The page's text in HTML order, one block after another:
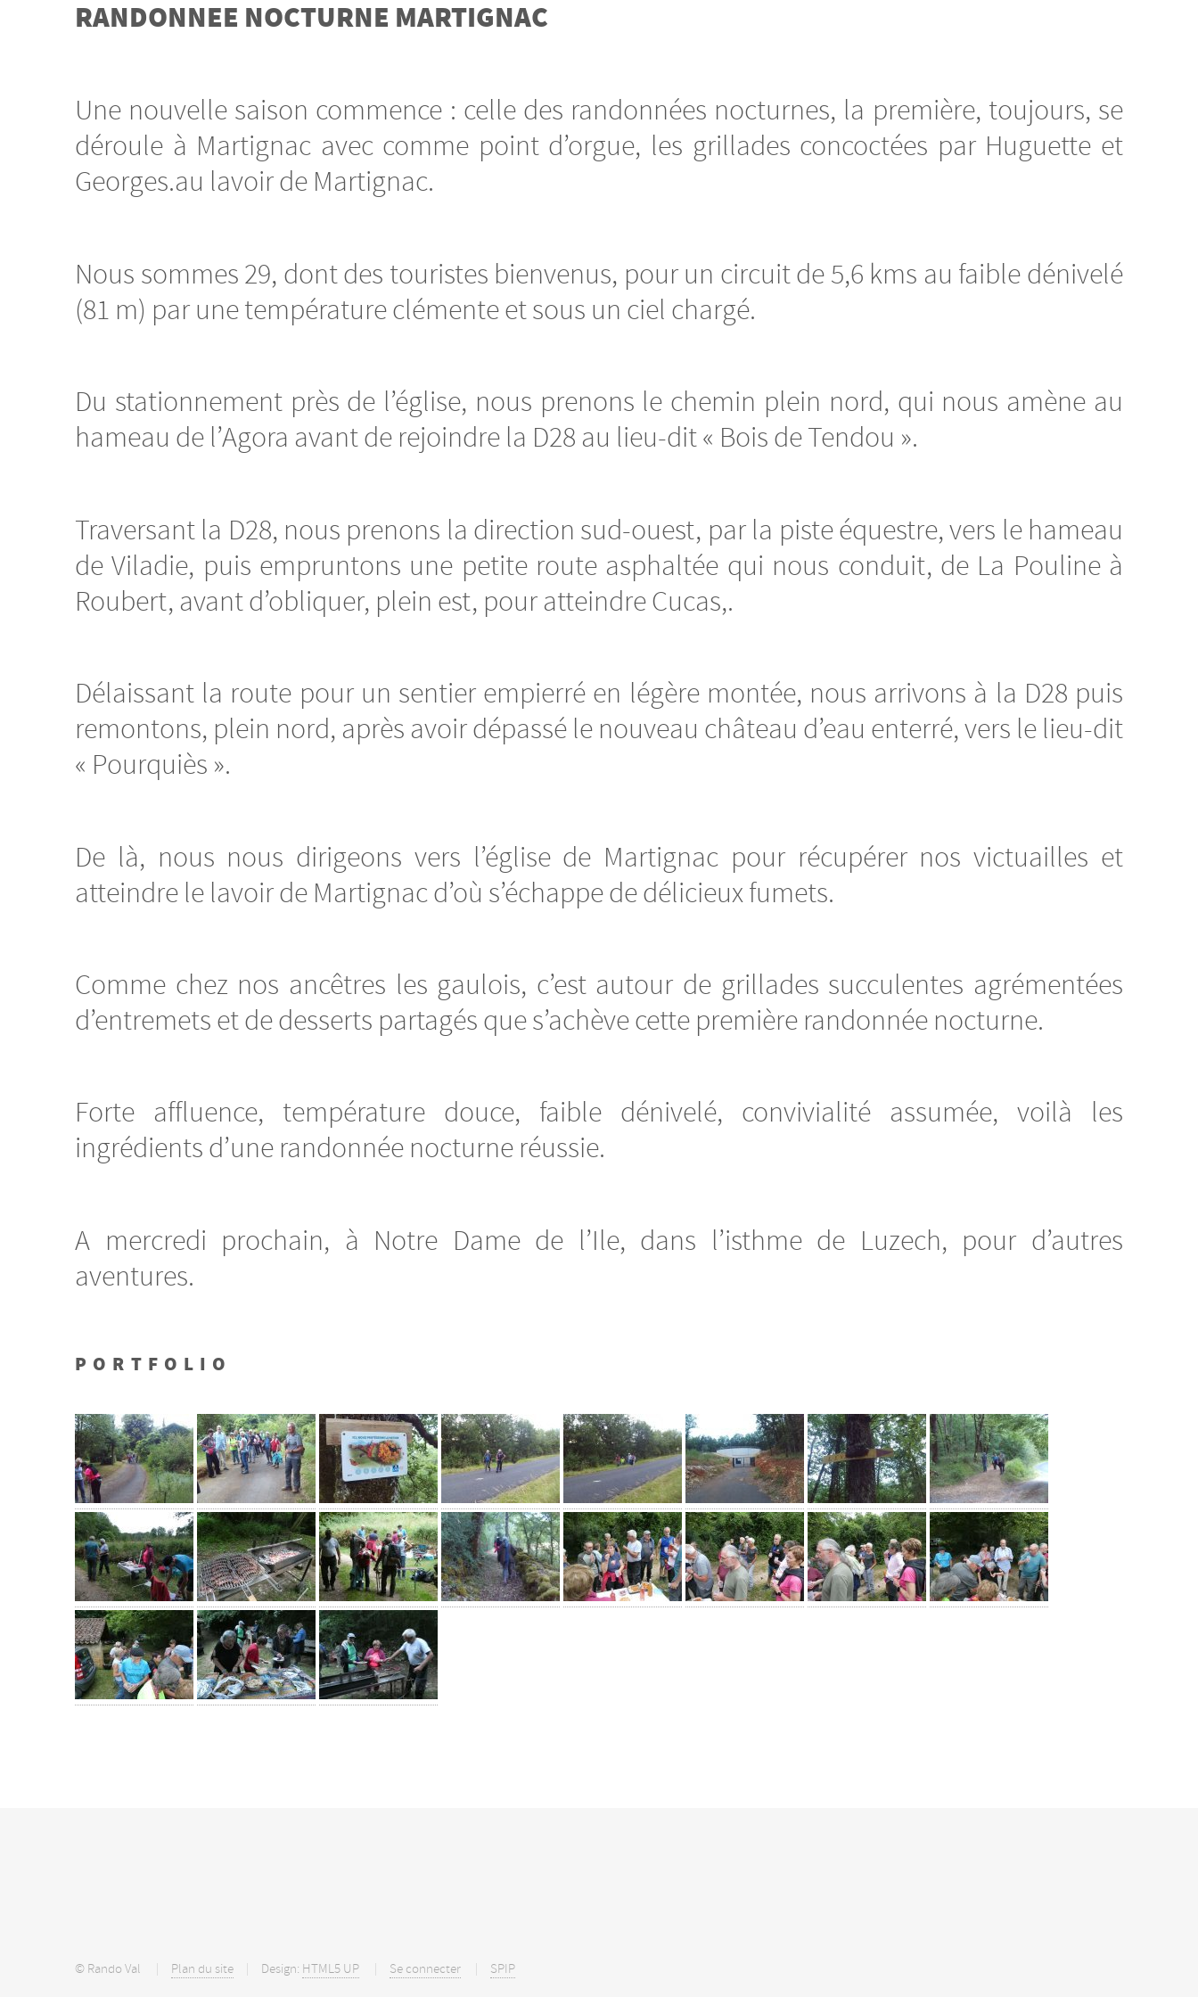
RANDONNEE NOCTURNE MARTIGNAC
Une nouvelle saison commence : celle des randonnées nocturnes, la première, toujours, se
déroule à Martignac avec comme point d’orgue, les grillades concoctées par Huguette et
Georges.au lavoir de Martignac.
Nous sommes 29, dont des touristes bienvenus, pour un circuit de 5,6 kms au faible dénivelé
(81 m) par une température clémente et sous un ciel chargé.
Du stationnement près de l’église, nous prenons le chemin plein nord, qui nous amène au
hameau de l’Agora avant de rejoindre la D28 au lieu-dit « Bois de Tendou ».
Traversant la D28, nous prenons la direction sud-ouest, par la piste équestre, vers le hameau
de Viladie, puis empruntons une petite route asphaltée qui nous conduit, de La Pouline à
Roubert, avant d’obliquer, plein est, pour atteindre Cucas,.
Délaissant la route pour un sentier empierré en légère montée, nous arrivons à la D28 puis
remontons, plein nord, après avoir dépassé le nouveau château d’eau enterré, vers le lieu-dit
« Pourquiès ».
De là, nous nous dirigeons vers l’église de Martignac pour récupérer nos victuailles et
atteindre le lavoir de Martignac d’où s’échappe de délicieux fumets.
Comme chez nos ancêtres les gaulois, c’est autour de grillades succulentes agrémentées
d’entremets et de desserts partagés que s’achève cette première randonnée nocturne.
Forte affluence, température douce, faible dénivelé, convivialité assumée, voilà les
ingrédients d’une randonnée nocturne réussie.
A mercredi prochain, à Notre Dame de l’Ile, dans l’isthme de Luzech, pour d’autres
aventures.
PORTFOLIO
© Rando Val Plan du site Design: HTML5 UP Se connecter SPIP